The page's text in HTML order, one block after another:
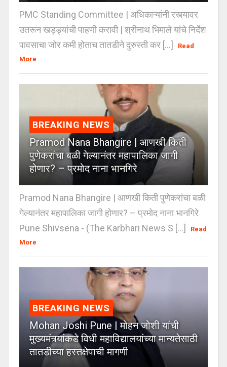
PMC Standing Committee | अधिकाऱ्यांनी रस्त्यावर
उतरून खड्ड्यांची पाहणी करावी | श्रीनाथ भिमाले यांचे निर्देश
पावसाचा जोर कमी होताच तातडीने दुरुस्ती कर [...]
Read
More
BREAKING NEWS
Pramod Nana Bhangire | आणखी किती
पुणेकरांचा बळी गेल्यानंतर महापालिका जागी
होणार? – प्रमोद नाना भानगिरे
Pramod Nana Bhangire | आणखी किती पुणेकरांचा बळी
गेल्यानंतर महापालिका जागी होणार? – प्रमोद नाना भानगिरे
Pune Shivsena - (The Karbhari News S [...]
Read
More
BREAKING NEWS
Mohan Joshi Pune | मोहन जोशी यांची
मुख्यमंत्र्यांकडे विधी महाविद्यालयांच्या मान्यतेसाठी
तातडीच्या हस्तक्षेपाची मागणी